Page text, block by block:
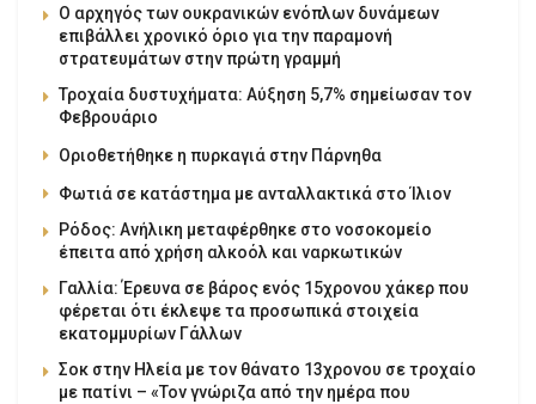
Ο αρχηγός των ουκρανικών ενόπλων δυνάμεων
επιβάλλει χρονικό όριο για την παραμονή
στρατευμάτων στην πρώτη γραμμή
Τροχαία δυστυχήματα: Αύξηση 5,7% σημείωσαν τον
Φεβρουάριο
Οριοθετήθηκε η πυρκαγιά στην Πάρνηθα
Φωτιά σε κατάστημα με ανταλλακτικά στο Ίλιον
Ρόδος: Ανήλικη μεταφέρθηκε στο νοσοκομείο
έπειτα από χρήση αλκοόλ και ναρκωτικών
Γαλλία: Έρευνα σε βάρος ενός 15χρονου χάκερ που
φέρεται ότι έκλεψε τα προσωπικά στοιχεία
εκατομμυρίων Γάλλων
Σοκ στην Ηλεία με τον θάνατο 13χρονου σε τροχαίο
με πατίνι – «Τον γνώριζα από την ημέρα που